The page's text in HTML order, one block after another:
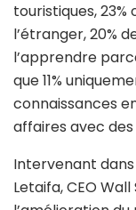
touristiques,
l’étranger, 20%
l’apprendre
que 11%
connaissances
affaires avec
Intervenant
Letaifa, CEO